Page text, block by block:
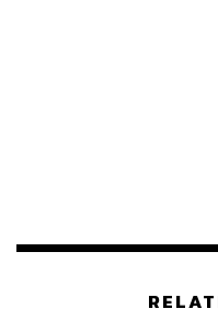
เกิดอะไรขึ้นในพรรค